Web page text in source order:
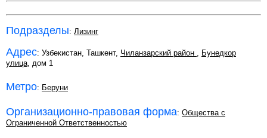
Подразделы: Лизинг
Адрес: Узбекистан, Ташкент, Чиланзарский район , Бунедкор
улица, дом 1
Метро: Беруни
Организационно-правовая форма: Общества с
Ограниченной Ответственностью